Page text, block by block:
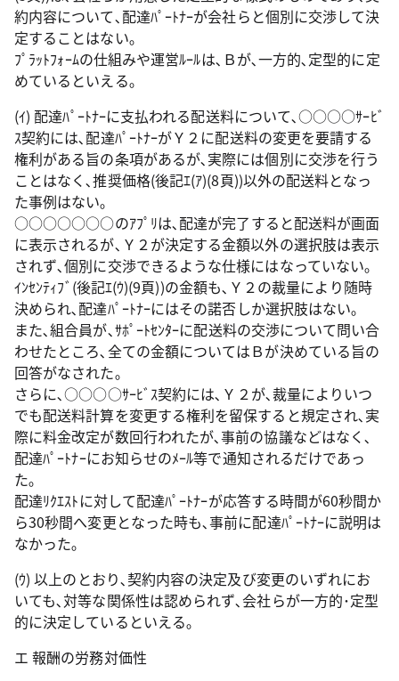
約内容について､配達ﾊﾟｰﾄﾅｰが会社らと個別に交渉して決
定することはない｡
ﾌﾟﾗｯﾄﾌｫｰﾑの仕組みや運営ﾙｰﾙは､Ｂが､一方的､定型的に定
めているといえる｡
(ｲ) 配達ﾊﾟｰﾄﾅｰに支払われる配送料について､○○○○ｻｰﾋﾞ
ｽ契約には､配達ﾊﾟｰﾄﾅｰがＹ２に配送料の変更を要請する
権利がある旨の条項があるが､実際には個別に交渉を行う
ことはなく､推奨価格(後記ｴ(ｱ)(8頁))以外の配送料となっ
た事例はない｡
○○○○○○○のｱﾌﾟﾘは､配達が完了すると配送料が画面
に表示されるが､Ｙ２が決定する金額以外の選択肢は表示
されず､個別に交渉できるような仕様にはなっていない｡
ｲﾝｾﾝﾃｨﾌﾞ(後記ｴ(ｳ)(9頁))の金額も､Ｙ２の裁量により随時
決められ､配達ﾊﾟｰﾄﾅｰにはその諾否しか選択肢はない｡
また､組合員が､ｻﾎﾟｰﾄｾﾝﾀｰに配送料の交渉について問い合
わせたところ､全ての金額についてはＢが決めている旨の
回答がなされた｡
さらに､○○○○ｻｰﾋﾞｽ契約には､Ｙ２が､裁量によりいつ
でも配送料計算を変更する権利を留保すると規定され､実
際に料金改定が数回行われたが､事前の協議などはなく､
配達ﾊﾟｰﾄﾅｰにお知らせのﾒｰﾙ等で通知されるだけであっ
た｡
配達ﾘｸｴｽﾄに対して配達ﾊﾟｰﾄﾅｰが応答する時間が60秒間か
ら30秒間へ変更となった時も､事前に配達ﾊﾟｰﾄﾅｰに説明は
なかった｡
(ｳ) 以上のとおり､契約内容の決定及び変更のいずれにお
いても､対等な関係性は認められず､会社らが一方的･定型
的に決定しているといえる｡
エ 報酬の労務対価性